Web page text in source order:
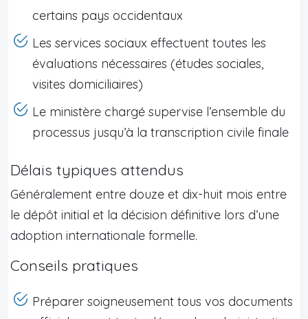
certains pays occidentaux
Les services sociaux effectuent toutes les
évaluations nécessaires (études sociales,
visites domiciliaires)
Le ministère chargé supervise l’ensemble du
processus jusqu’à la transcription civile finale
Délais typiques attendus
Généralement entre douze et dix-huit mois entre
le dépôt initial et la décision définitive lors d’une
adoption internationale formelle.
Conseils pratiques
Préparer soigneusement tous vos documents